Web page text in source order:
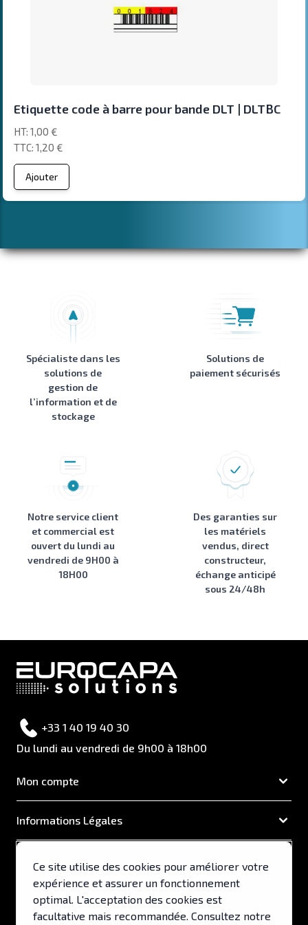
Etiquette code à barre pour bande DLT | DLTBC
1,20 €
1,00 €
Ajouter
Spécialiste dans les
solutions de
gestion de
l’information et de
stockage
Solutions de
paiement sécurisés
Notre service client
et commercial est
ouvert du lundi au
vendredi de 9H00 à
18H00
Des garanties sur
les matériels
vendus, direct
constructeur,
échange anticipé
sous 24/48h
+33 1 40 19 40 30
Du lundi au vendredi de 9h00 à 18h00
Mon compte
Informations Légales
Support & Services
Ce site utilise des cookies pour améliorer votre
expérience et assurer un fonctionnement
optimal. L'acceptation des cookies est
facultative mais recommandée. Consultez notre